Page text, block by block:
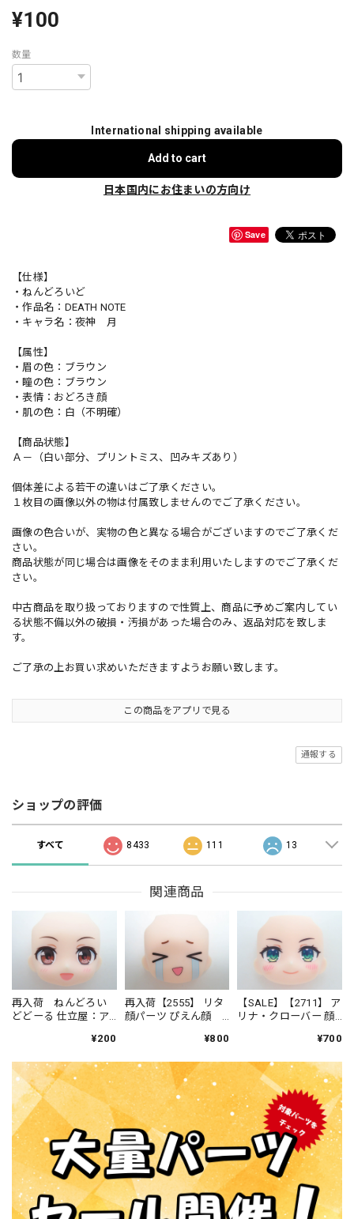
¥100
数量
International shipping available
Add to cart
日本国内にお住まいの方向け
Save
【仕様】
・ねんどろいど
・作品名：DEATH NOTE
・キャラ名：夜神 月
【属性】
・眉の色：ブラウン
・瞳の色：ブラウン
・表情：おどろき顔
・肌の色：白（不明確）
【商品状態】
Ａ－（白い部分、プリントミス、凹みキズあり）
個体差による若干の違いはご了承ください。
１枚目の画像以外の物は付属致しませんのでご了承ください。
画像の色合いが、実物の色と異なる場合がございますのでご了承くだ
さい。
商品状態が同じ場合は画像をそのまま利用いたしますのでご了承くだ
さい。
中古商品を取り扱っておりますので性質上、商品に予めご案内してい
る状態不備以外の破損・汚損があった場合のみ、返品対応を致しま
す。
ご了承の上お買い求めいただきますようお願い致します。
この商品をアプリで見る
通報する
ショップの評価
すべて 8433 111 13
関連商品
再入荷 ねんどろい
どどーる 仕立屋：ア
¥200
再入荷【2555】 リタ
顔パーツ ぴえん顔
¥800
【SALE】【2711】 ア
リナ・クローバー 顔
ろいどべーしっく¥700